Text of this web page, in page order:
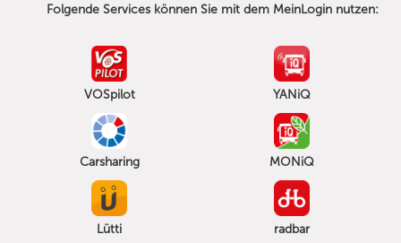
Folgende Services können Sie mit dem MeinLogin nutzen:
VOSpilot YANiQ
Carsharing MONiQ
Lütti radbar